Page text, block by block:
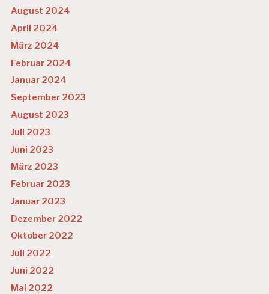
August 2024
April 2024
März 2024
Februar 2024
Januar 2024
September 2023
August 2023
Juli 2023
Juni 2023
März 2023
Februar 2023
Januar 2023
Dezember 2022
Oktober 2022
Juli 2022
Juni 2022
Mai 2022